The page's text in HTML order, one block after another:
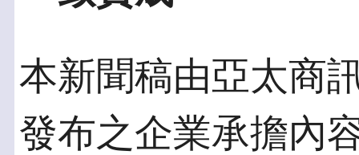
本新聞稿由亞太商
發布之企業承擔內